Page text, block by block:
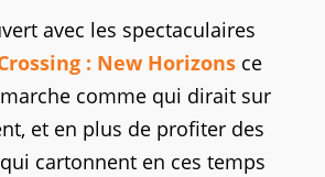
avec les spectaculaires
: New Horizons ce
comme qui dirait sur
et en plus de profiter des
cartonnent en ces temps